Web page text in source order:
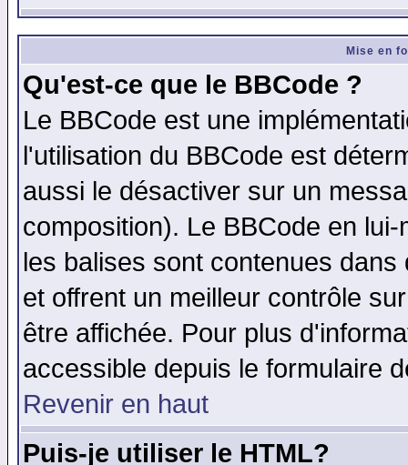
Mise en
Qu'est-ce que le BBCode ?
Le BBCode est une
l'utilisation du BBCode est
aussi le désactiver sur un
composition). Le BBCode en
les balises sont contenues
et offrent un meilleur contrôle
être affichée. Pour plus
accessible depuis le formulaire
Revenir en haut
Puis-je utiliser le HTML?